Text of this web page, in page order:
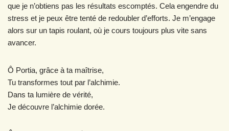
que je n’obtiens pas les résultats escomptés. Cela engendre du
stress et je peux être tenté de redoubler d’efforts. Je m’engage
alors sur un tapis roulant, où je cours toujours plus vite sans
avancer.
Ô Portia, grâce à ta maîtrise,
Tu transformes tout par l’alchimie.
Dans ta lumière de vérité,
Je découvre l’alchimie dorée.